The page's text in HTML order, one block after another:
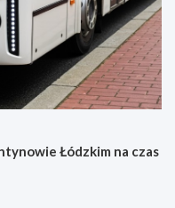
Łódzkim na czas